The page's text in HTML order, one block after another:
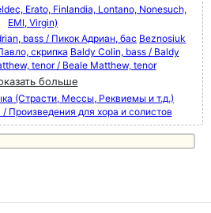
Erato, Finlandia, Lontano, Nonesuch,
EMI, Virgin)
bass / Пикок Адриан, бас Beznosiuk
скрипка Baldy Colin, bass / Baldy
tenor / Beale Matthew, tenor
больше
(Страсти, Мессы, Реквиемы и т.д.)
Произведения для хора и солистов